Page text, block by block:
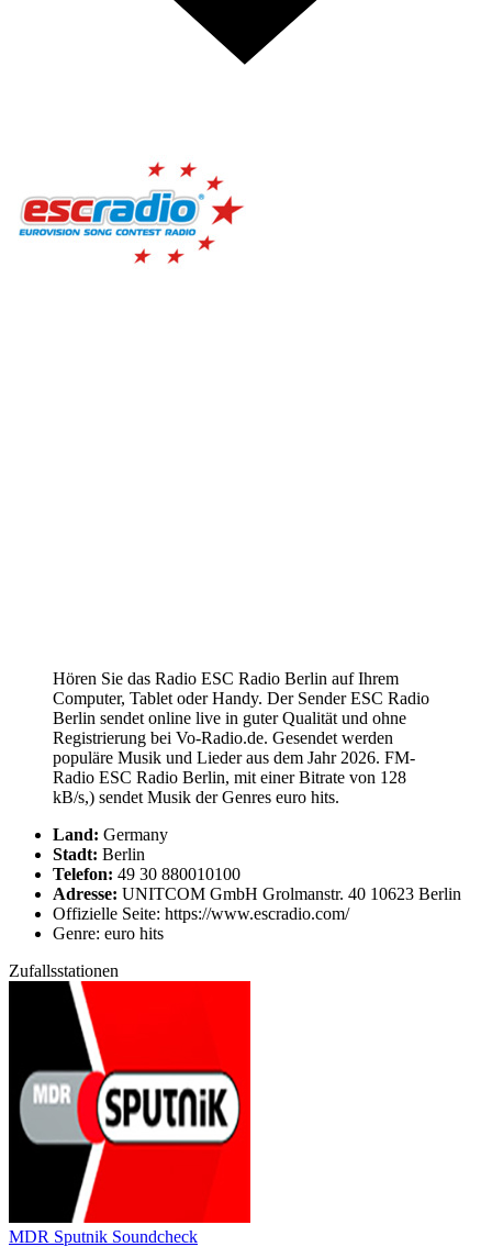
Hören Sie das Radio ESC Radio Berlin auf Ihrem
Computer, Tablet oder Handy. Der Sender ESC Radio
Berlin sendet online live in guter Qualität und ohne
Registrierung bei Vo-Radio.de. Gesendet werden
populäre Musik und Lieder aus dem Jahr 2026. FM-
Radio ESC Radio Berlin, mit einer Bitrate von 128
kB/s,) sendet Musik der Genres euro hits.
Land: Germany
Stadt: Berlin
Telefon: 49 30 880010100
Adresse: UNITCOM GmbH Grolmanstr. 40 10623 Berlin
Offizielle Seite: https://www.escradio.com/
Genre: euro hits
Zufallsstationen
MDR Sputnik Soundcheck